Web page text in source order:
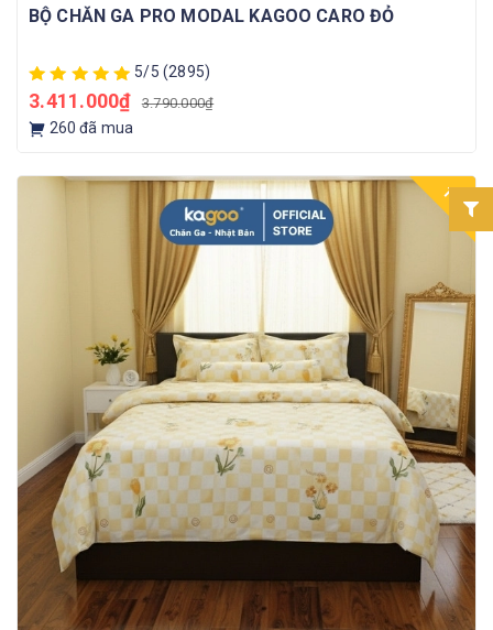
BỘ CHĂN GA PRO MODAL KAGOO CARO ĐỎ
5/5 (2895)
3.411.000₫ 3.790.000₫
260 đã mua
10%